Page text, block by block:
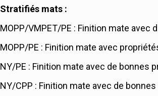
Stratifiés mats :
MOPP/VMPET/PE : Finition mate avec
MOPP/PE : Finition mate avec
NY/PE : Finition mate avec de bonnes
NY/CPP : Finition mate avec de